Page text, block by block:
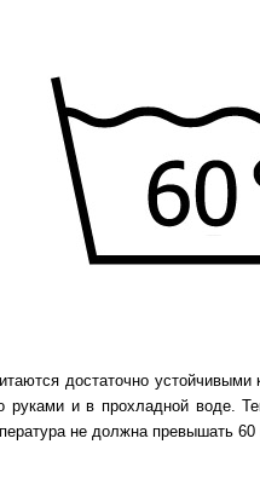
достаточно
руками и в прохладной воде.
не должна превышать 60